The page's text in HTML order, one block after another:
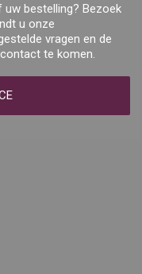
bestelling? Bezoek
u onze
vragen en de
te komen.